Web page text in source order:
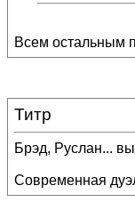
Всем остальным
Титр
Брэд, Руслан...
Современная